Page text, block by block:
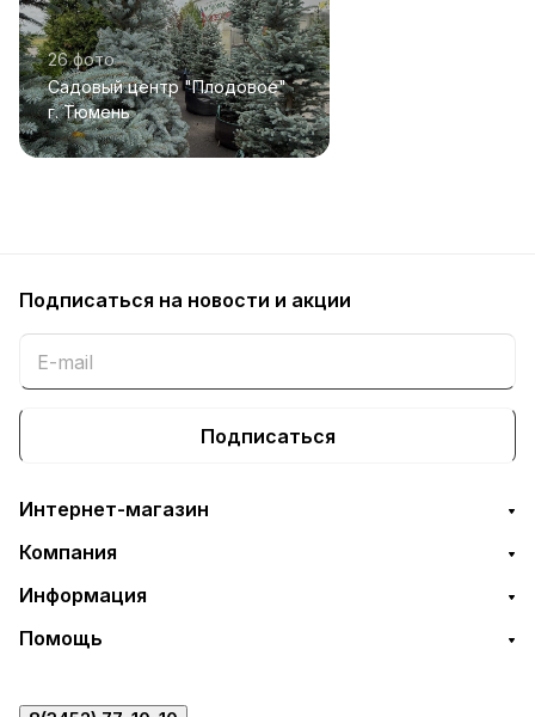
26 фото
Садовый центр "Плодовое"
г. Тюмень
Подписаться на новости и акции
Подписаться
Интернет-магазин
Компания
Информация
Помощь